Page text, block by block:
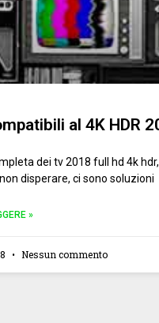
al 4K HDR
dei tv 2018 full hd 4k
disperare, ci sono soluzioni
»
Nessun commento